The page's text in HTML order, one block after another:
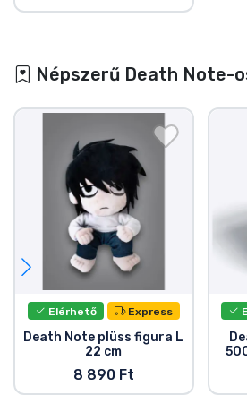
Népszerű Death Note-
Elérhető Express
Death Note plüss figura L
22 cm
8 890 Ft